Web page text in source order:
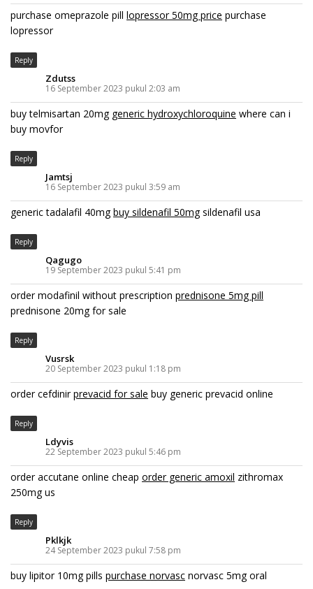
purchase omeprazole pill lopressor 50mg price purchase
lopressor
Reply
Zdutss
16 September 2023 pukul 2:03 am
buy telmisartan 20mg generic hydroxychloroquine where can i
buy movfor
Reply
Jamtsj
16 September 2023 pukul 3:59 am
generic tadalafil 40mgbuy sildenafil 50mgsildenafil usa
Reply
Qagugo
19 September 2023 pukul 5:41 pm
order modafinil without prescription prednisone 5mg pill
prednisone 20mg for sale
Reply
Vusrsk
20 September 2023 pukul 1:18 pm
order cefdinirprevacid for sale buy generic prevacid online
Reply
Ldyvis
22 September 2023 pukul 5:46 pm
order accutane online cheap order generic amoxil zithromax
250mg us
Reply
Pklkjk
24 September 2023 pukul 7:58 pm
buy lipitor 10mg pills purchase norvasc norvasc 5mg oral